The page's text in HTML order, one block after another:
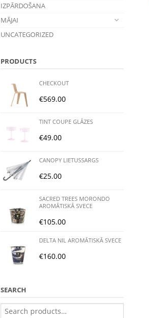
IZPĀRDOŠANA
MĀJAI
UNCATEGORIZED
PRODUCTS
CHECKOUT
€569.00
TINT COUPE GLĀZES
€49.00
CANOPY LIETUSSARGS
€25.00
SACRED TREES MORONDO
AROMĀTISKĀ SVECE
€105.00
DELTA NIL AROMĀTISKĀ SVECE
€160.00
SEARCH
Search
for: